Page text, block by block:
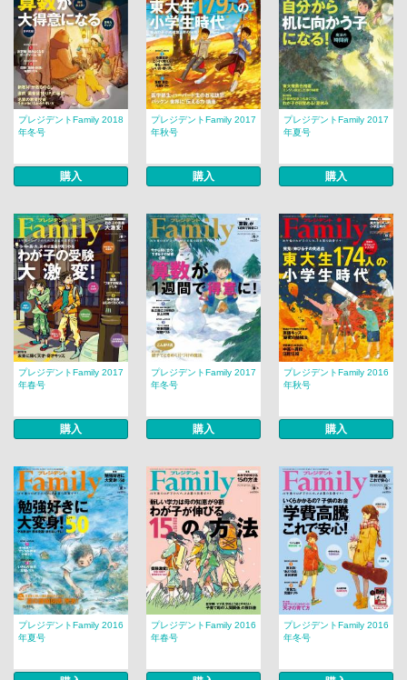
プレジデントFamily 2018
年冬号
購入
プレジデントFamily 2017
年秋号
購入
プレジデントFamily 2017
年夏号
購入
プレジデントFamily 2017
年春号
購入
プレジデントFamily 2017
年冬号
購入
プレジデントFamily 2016
年秋号
購入
プレジデントFamily 2016
年夏号
プレジデントFamily 2016
年春号
プレジデントFamily 2016
年冬号